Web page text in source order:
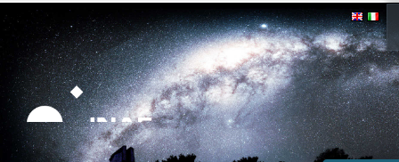
Strumenti
personali
Salta
contenuti.
|
Salta
alla